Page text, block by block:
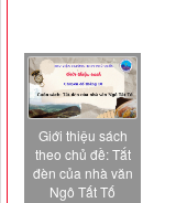
Giới thiệu sách
theo chủ đề: Tắt
đèn của nhà văn
Ngô Tất Tố